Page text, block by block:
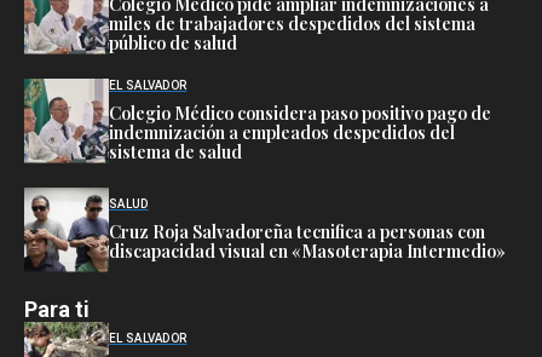
miles de trabajadores despedidos del sistema
público de salud
EL SALVADOR
Colegio Médico considera paso positivo pago de
indemnización a empleados despedidos del
sistema de salud
SALUD
Cruz Roja Salvadoreña tecnifica a personas con
discapacidad visual en «Masoterapia Intermedio»
Para ti
EL SALVADOR